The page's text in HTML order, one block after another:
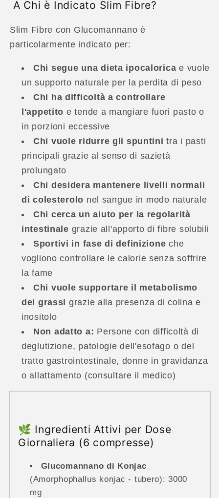
A Chi è Indicato Slim Fibre?
Slim Fibre con Glucomannano è
particolarmente indicato per:
Chi segue una dieta ipocalorica e vuole
un supporto naturale per la perdita di peso
Chi ha difficoltà a controllare
l'appetito e tende a mangiare fuori pasto o
in porzioni eccessive
Chi vuole ridurre gli spuntini tra i pasti
principali grazie al senso di sazietà
prolungato
Chi desidera mantenere livelli normali
di colesterolo nel sangue in modo naturale
Chi cerca un aiuto per la regolarità
intestinale grazie all'apporto di fibre solubili
Sportivi in fase di definizione che
vogliono controllare le calorie senza soffrire
la fame
Chi vuole supportare il metabolismo
dei grassi grazie alla presenza di colina e
inositolo
Non adatto a: Persone con difficoltà di
deglutizione, patologie dell'esofago o del
tratto gastrointestinale, donne in gravidanza
o allattamento (consultare il medico)
🌿 Ingredienti Attivi per Dose
Giornaliera (6 compresse)
Glucomannano di Konjac
(Amorphophallus konjac - tubero): 3000
mg